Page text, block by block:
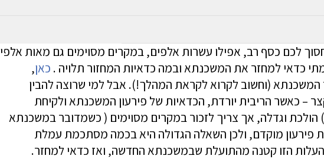
לכם כסף רב, אפילו עשרות אלפים, במקרים מסוימים גם מאות אלפי
כדאי למחזר את המשכנתא ובמה כדאיות המחזור תלויה . כאן,
המשכנתא (וחשוב לקרוא לקראת המהלך!). אבל למי שרוצה להבין
– כאשר הריבית יורדת, הכדאיות של פירעון המשכנתא ולקיחת
וגדלה, אך צריך לזכור במקרים מסוימים ( כשמדובר במשכנתא
פירעון מוקדם, ולכן השאלה הגדולה היא בכמה מסתכמת עמלת
הזו קטנה מהתועלת שבמשכנתא החדשה, ואז כדאי למחזר.